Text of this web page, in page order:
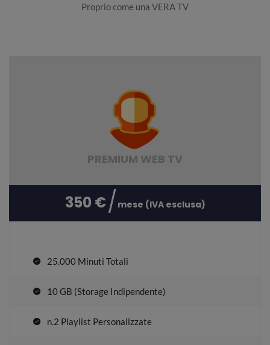
Proprio come una VERA TV
PREMIUM WEB TV
350 € mese (IVA esclusa)
25.000 Minuti Totali
10 GB (Storage Indipendente)
n.2 Playlist Personalizzate